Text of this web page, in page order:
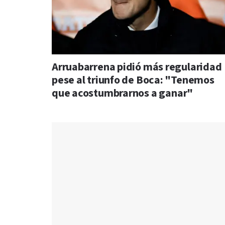
Arruabarrena pidió más regularidad
pese al triunfo de Boca: "Tenemos
que acostumbrarnos a ganar"